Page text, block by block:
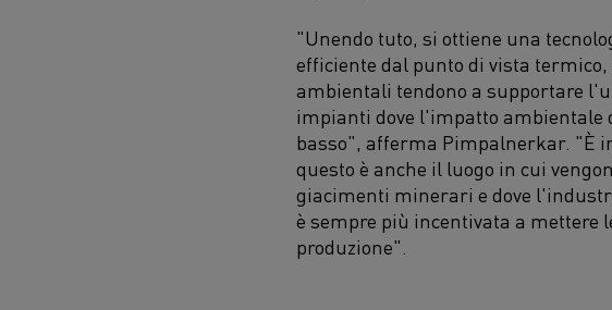
"Unendo tuto, si ottiene una
efficiente dal punto di vista termico,
ambientali tendono a supportare
impianti dove l'impatto ambientale
basso", afferma Pimpalnerkar. "È
questo è anche il luogo in cui
giacimenti minerari e dove
è sempre più incentivata a mettere
produzione".